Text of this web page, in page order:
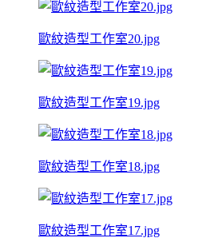
歐紋造型工作室20.jpg
歐紋造型工作室19.jpg
歐紋造型工作室18.jpg
歐紋造型工作室17.jpg